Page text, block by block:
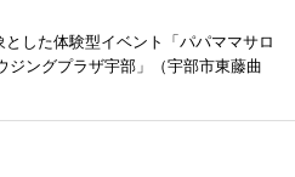
した体験型イベント「パパママサロ
ジングプラザ宇部」（宇部市東藤曲